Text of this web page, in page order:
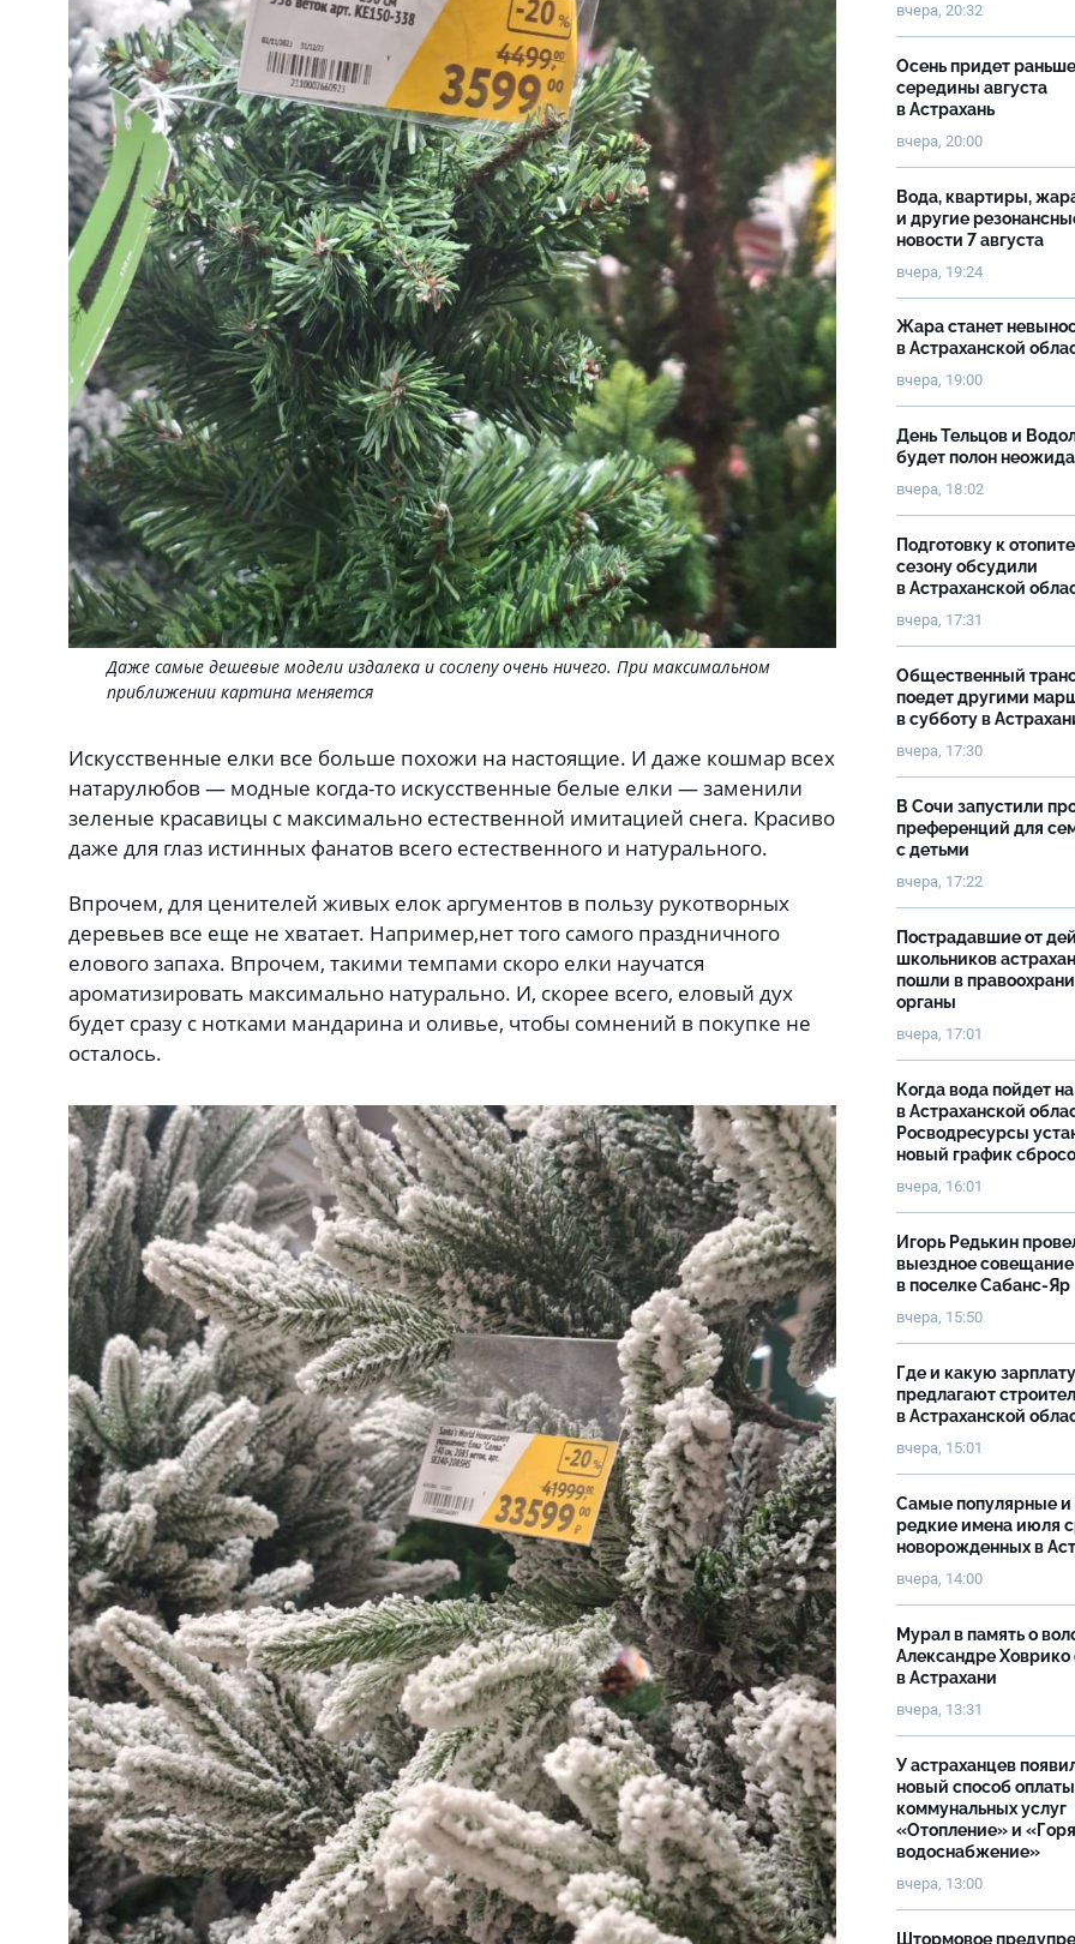
Даже самые дешевые модели издалека и сослепу очень ничего. При максимальном
приближении картина меняется
Искусственные елки все больше похожи на настоящие. И даже кошмар всех
натарулюбов — модные когда-то искусственные белые елки — заменили
зеленые красавицы с максимально естественной имитацией снега. Красиво
даже для глаз истинных фанатов всего естественного и натурального.
Впрочем, для ценителей живых елок аргументов в пользу рукотворных
деревьев все еще не хватает. Например,нет того самого праздничного
елового запаха. Впрочем, такими темпами скоро елки научатся
ароматизировать максимально натурально. И, скорее всего, еловый дух
будет сразу с нотками мандарина и оливье, чтобы сомнений в покупке не
осталось.
вчера, 20:32
Осень придет раньше
середины августа
в Астрахань
вчера, 20:00
Вода, квартиры,
и другие
новости 7 августа
вчера, 19:24
Жара станет
в Астраханской
вчера, 19:00
День Тельцов и
будет полон
вчера, 18:02
Подготовку к
сезону обсудили
в Астраханской
вчера, 17:31
Общественный
поедет другими
в субботу в
вчера, 17:30
В Сочи запустили
преференций для
с детьми
вчера, 17:22
Пострадавшие от
школьников
пошли в
органы
вчера, 17:01
Когда вода пойдет
в Астраханской
Росводресурсы
новый график
вчера, 16:01
Игорь Редькин
выездное совещание
в поселке Сабанс-Яр
вчера, 15:50
Где и какую зарплату
предлагают
в Астраханской
вчера, 15:01
Самые популярные
редкие имена июля
новорожденных в
вчера, 14:00
Мурал в память о
Александре Ховрико
в Астрахани
вчера, 13:31
У астраханцев
новый способ оплаты
коммунальных услуг
«Отопление» и
водоснабжение»
вчера, 13:00
Штормовое